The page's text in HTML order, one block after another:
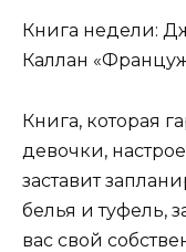
Книга недели:
Каллан
Книга, которая
девочки,
заставит
белья и туфель,
вас свой